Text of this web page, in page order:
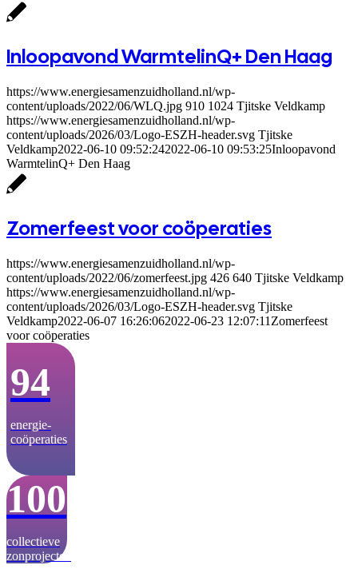
Inloopavond WarmtelinQ+ Den Haag
https://www.energiesamenzuidholland.nl/wp-
content/uploads/2022/06/WLQ.jpg 910 1024 Tjitske Veldkamp
https://www.energiesamenzuidholland.nl/wp-
content/uploads/2026/03/Logo-ESZH-header.svg Tjitske
Veldkamp2022-06-10 09:52:242022-06-10 09:53:25Inloopavond
WarmtelinQ+ Den Haag
Zomerfeest voor coöperaties
https://www.energiesamenzuidholland.nl/wp-
content/uploads/2022/06/zomerfeest.jpg 426 640 Tjitske Veldkamp
https://www.energiesamenzuidholland.nl/wp-
content/uploads/2026/03/Logo-ESZH-header.svg Tjitske
Veldkamp2022-06-07 16:26:062022-06-23 12:07:11 Zomerfeest
voor coöperaties
94
energie­-
coöperaties
100
collectieve
zonprojecten